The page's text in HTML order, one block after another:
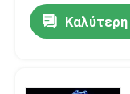
Καλύτερη